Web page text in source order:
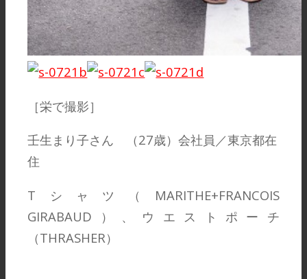
［栄で撮影］
壬生まり子さん （27歳）会社員／東京都在
住
Tシャツ（MARITHE+FRANCOIS
GIRABAUD）、ウエストポーチ
（THRASHER）